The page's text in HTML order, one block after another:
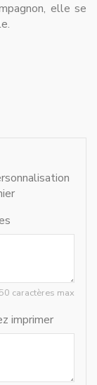
elle se
caractères max
imprimer